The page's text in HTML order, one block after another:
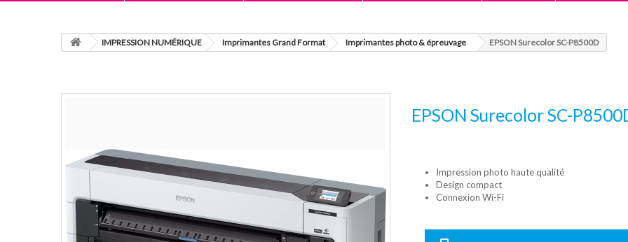
IMPRESSION NUMÉRIQUE Imprimantes Grand Format Imprimantes photo & épreuvage EPSON Surecolor SC-P8500D
EPSON Surecolor SC-
Impression photo haute qualité
Design compact
Connexion Wi-Fi